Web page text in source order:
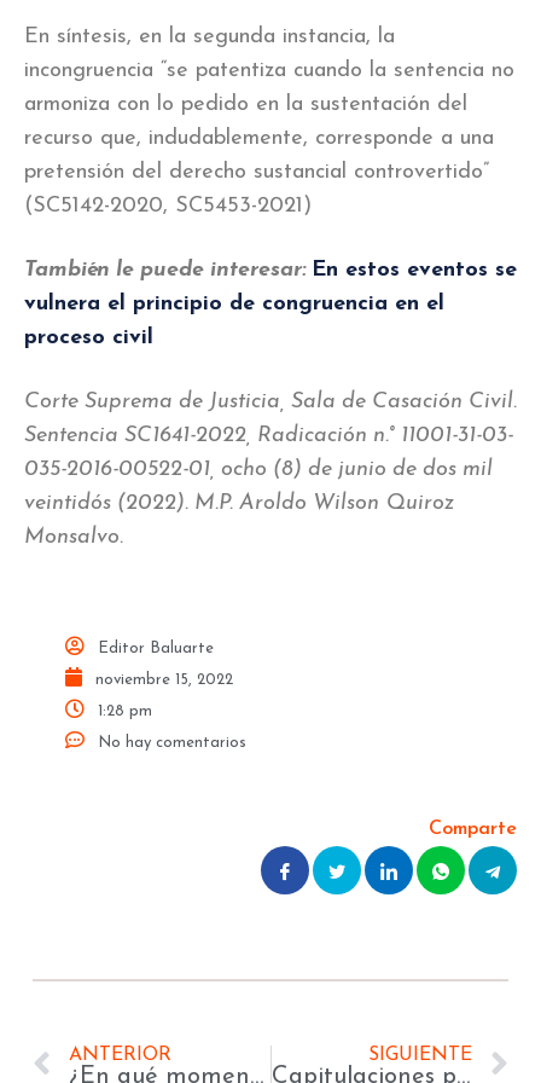
En síntesis, en la segunda instancia, la
incongruencia “se patentiza cuando la sentencia no
armoniza con lo pedido en la sustentación del
recurso que, indudablemente, corresponde a una
pretensión del derecho sustancial controvertido”
(SC5142-2020, SC5453-2021)
También le puede interesar: En estos eventos se
vulnera el principio de congruencia en el
proceso civil
Corte Suprema de Justicia, Sala de Casación Civil.
Sentencia SC1641-2022, Radicación n.° 11001-31-03-
035-2016-00522-01, ocho (8) de junio de dos mil
veintidós (2022). M.P. Aroldo Wilson Quiroz
Monsalvo.
Editor Baluarte
noviembre 15, 2022
1:28 pm
No hay comentarios
Comparte
ANTERIOR
¿En qué momento debe alegarse la nulidad del artículo 121 del CGP?
SIGUIENTE
Capitulaciones pueden ser ineficaces en casos de violencia de género